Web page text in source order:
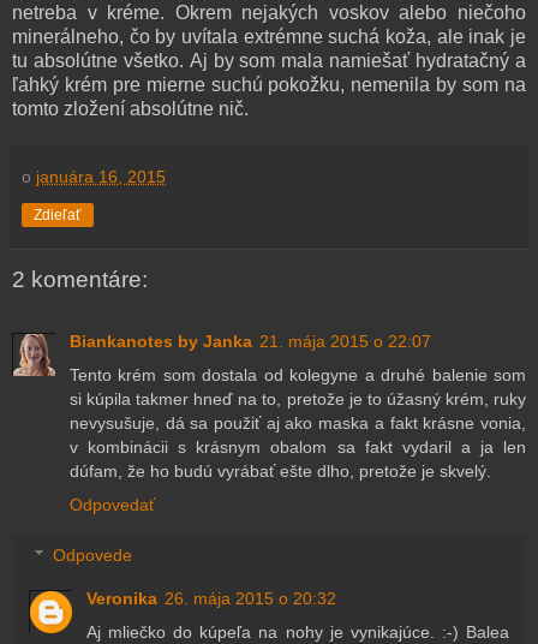
netreba v kréme. Okrem nejakých voskov alebo niečoho
minerálneho, čo by uvítala extrémne suchá koža, ale inak je
tu absolútne všetko. Aj by som mala namiešať hydratačný a
ľahký krém pre mierne suchú pokožku, nemenila by som na
tomto zložení absolútne nič.
o januára 16, 2015
Zdieľať
2 komentáre:
Biankanotes by Janka 21. mája 2015 o 22:07
Tento krém som dostala od kolegyne a druhé balenie som
si kúpila takmer hneď na to, pretože je to úžasný krém, ruky
nevysušuje, dá sa použiť aj ako maska a fakt krásne vonia,
v kombinácii s krásnym obalom sa fakt vydaril a ja len
dúfam, že ho budú vyrábať ešte dlho, pretože je skvelý.
Odpovedať
Odpovede
Veronika 26. mája 2015 o 20:32
Aj mliečko do kúpeľa na nohy je vynikajúce. :-) Balea